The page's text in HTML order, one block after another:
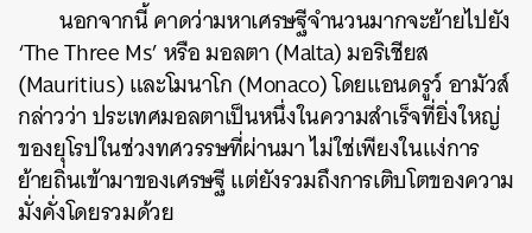
นอกจากนี้ คาดว่ามหาเศรษฐีจำนวนมากจะย้ายไปยัง
‘The Three Ms’ หรือ มอลตา (Malta) มอริเชียส
(Mauritius) และโมนาโก (Monaco) โดยแอนดรูว์ อามัวส์
กล่าวว่า ประเทศมอลตาเป็นหนึ่งในความสำเร็จที่ยิ่งใหญ่
ของยุโรปในช่วงทศวรรษที่ผ่านมา ไม่ใช่เพียงในแง่การ
ย้ายถิ่นเข้ามาของเศรษฐี แต่ยังรวมถึงการเติบโตของความ
มั่งคั่งโดยรวมด้วย
ค้นหา
SHARE TWEET LINE EMAIL